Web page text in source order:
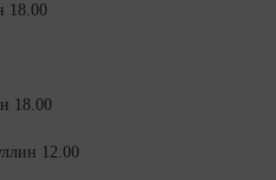
18.00
18.00
12.00